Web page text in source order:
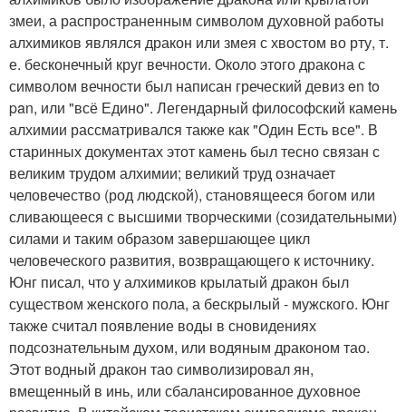
змеи, а распространенным символом духовной работы
алхимиков являлся дракон или змея с хвостом во рту, т.
е. бесконечный круг вечности. Около этого дракона с
символом вечности был написан греческий девиз en to
pan, или "всё Едино". Легендарный философский камень
алхимии рассматривался также как "Один Есть все". В
старинных документах этот камень был тесно связан с
великим трудом алхимии; великий труд означает
человечество (род людской), становящееся богом или
сливающееся с высшими творческими (созидательными)
силами и таким образом завершающее цикл
человеческого развития, возвращающего к источнику.
Юнг писал, что у алхимиков крылатый дракон был
существом женского пола, а бескрылый - мужского. Юнг
также считал появление воды в сновидениях
подсознательным духом, или водяным драконом тао.
Этот водный дракон тао символизировал ян,
вмещенный в инь, или сбалансированное духовное